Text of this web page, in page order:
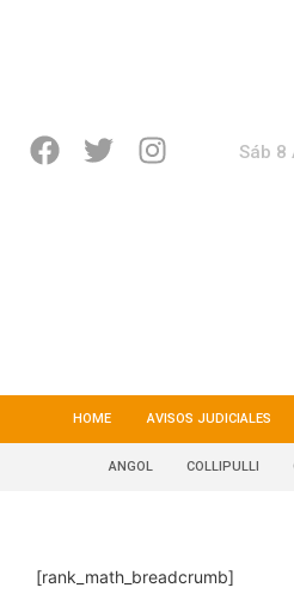
Sáb 8
HOME AVISOS JUDICIALES
ANGOL COLLIPULLI
[rank_math_breadcrumb]